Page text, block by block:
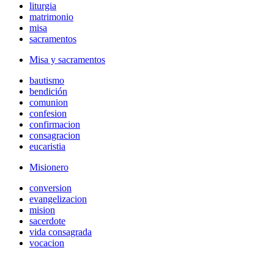
liturgia
matrimonio
misa
sacramentos
Misa y sacramentos
bautismo
bendición
comunion
confesion
confirmacion
consagracion
eucaristia
Misionero
conversion
evangelizacion
mision
sacerdote
vida consagrada
vocacion